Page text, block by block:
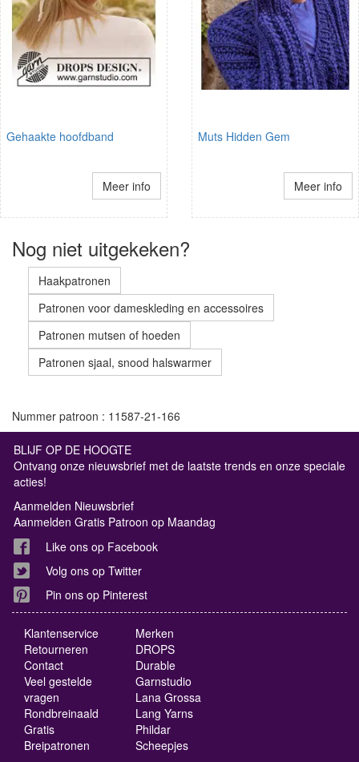
Gehaakte hoofdband
Meer info
Muts Hidden Gem
Meer info
Nog niet uitgekeken?
Haakpatronen
Patronen voor dameskleding en accessoires
Patronen mutsen of hoeden
Patronen sjaal, snood halswarmer
Nummer patroon : 11587-21-166
BLIJF OP DE HOOGTE
Ontvang onze nieuwsbrief met de laatste trends en onze speciale
acties!
Aanmelden Nieuwsbrief
Aanmelden Gratis Patroon op Maandag
Like ons op Facebook
Volg ons op Twitter
Pin ons op Pinterest
Klantenservice
Retourneren
Contact
Veel gestelde
vragen
Rondbreinaald
Gratis
Breipatronen
Merken
DROPS
Durable
Garnstudio
Lana Grossa
Lang Yarns
Phildar
Scheepjes